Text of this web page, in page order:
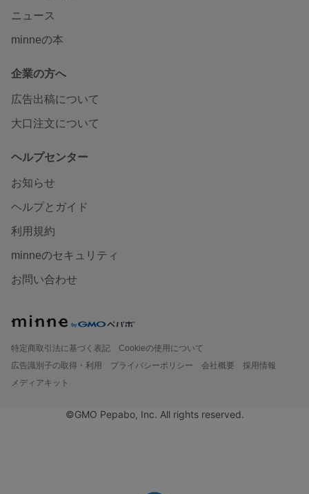
ニュース
minneの本
企業の方へ
広告出稿について
大口注文について
ヘルプセンター
お知らせ
ヘルプとガイド
利用規約
minneのセキュリティ
お問い合わせ
特定商取引法に基づく表記
Cookieの使用について
広告識別子の取得・利用
プライバシーポリシー 会社概要
採用情報
メディアキット
©GMO Pepabo, Inc. All rights reserved.